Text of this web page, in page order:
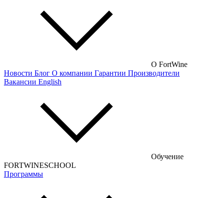
Немецкие вина
Австрийские вина
Чилийские вина
Португальские вина
Аргентинские вина
Армянские вина
Американские вина
О FortWine
Новости Блог О компании Гарантии Производители
Вакансии English
Обучение
FORTWINESCHOOL
Программы